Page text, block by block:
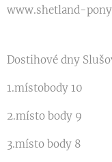
www.shetland-
Dostihové dny
1.místobody 10
2.místo body 9
3.místo body 8